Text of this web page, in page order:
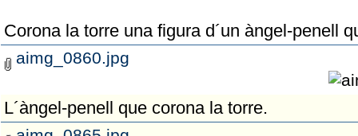
Corona la torre una figura d´un àngel-penell
aimg_0860.jpg
L´àngel-penell que corona la torre.